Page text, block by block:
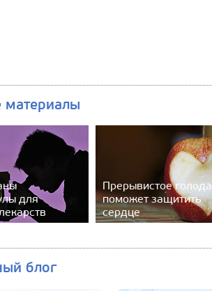
материалы
для
Прерывистое
поможет защитить
сердце
блог